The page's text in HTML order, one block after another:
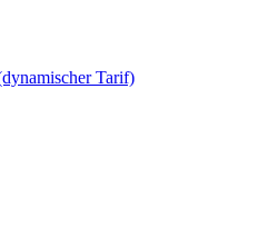
Tarif)